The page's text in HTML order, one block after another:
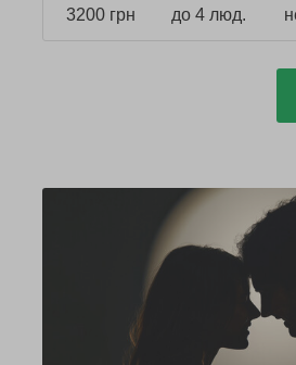
3200 грн до 4 люд.